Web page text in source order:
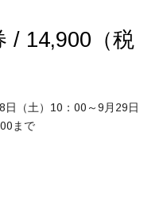
/ 14,900（税
（土）10：00～9月29日
まで